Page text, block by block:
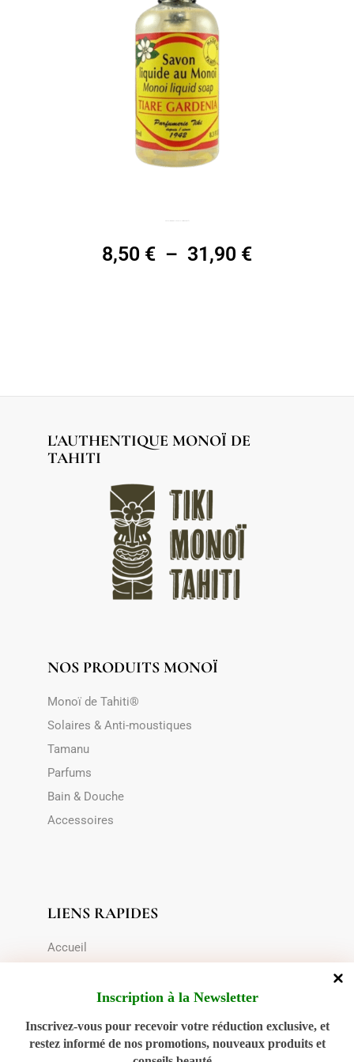
8,50 € – 31,90 €
L'AUTHENTIQUE MONOÏ DE
TAHITI
NOS PRODUITS MONOÏ
Monoï de Tahiti®
Solaires & Anti-moustiques
Tamanu
Parfums
Bain & Douche
Accessoires
LIENS RAPIDES
Accueil
Le transport
Choix du contenant
Inscription à la Newsletter
Inscrivez-vous pour recevoir votre réduction exclusive, et
restez informé de nos promotions, nouveaux produits et